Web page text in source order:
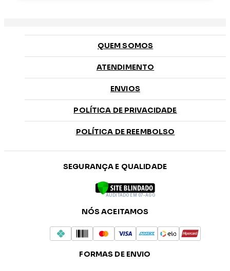
QUEM SOMOS
ATENDIMENTO
ENVIOS
POLÍTICA DE PRIVACIDADE
POLÍTICA DE REEMBOLSO
SEGURANÇA E QUALIDADE
AUDITADO EM 07-AGO
NÓS ACEITAMOS
FORMAS DE ENVIO